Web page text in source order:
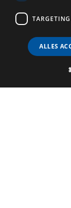
TARGETING
ALLES